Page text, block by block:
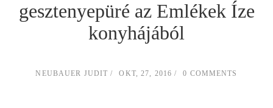
gesztenyepüré az Emlékek Íze
konyhájából
NEUBAUER JUDIT OKT, 27, 2016 0 COMMENTS